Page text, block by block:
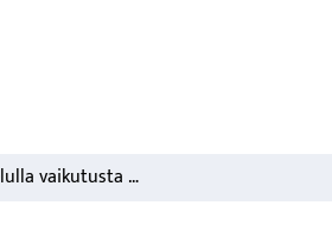
Kasvinsuojelulla vaikutusta ravinteiden käyttöön